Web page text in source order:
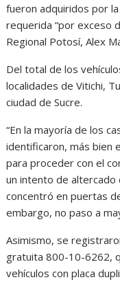
fueron adquiridos por
requerida “por exceso
Regional Potosí, Alex
Del total de los
localidades de Vitichi,
ciudad de Sucre.
“En la mayoría de los
identificaron, más bien
para proceder con el
un intento de altercado
concentró en puertas
embargo, no paso a
Asimismo, se
gratuita 800-10-6262,
vehículos con placa